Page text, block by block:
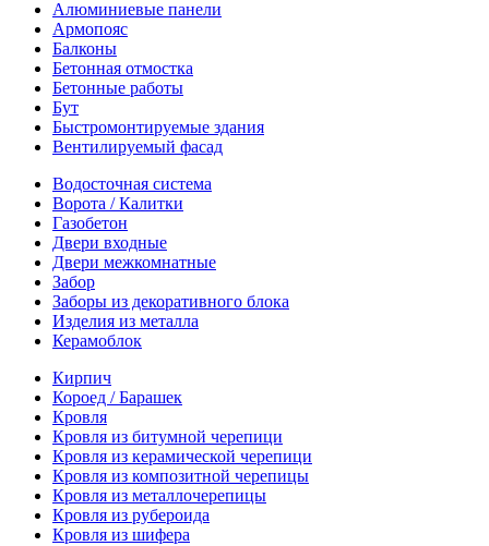
Алюминиевые панели
Армопояс
Балконы
Бетонная отмостка
Бетонные работы
Бут
Быстромонтируемые здания
Вентилируемый фасад
Водосточная система
Ворота / Калитки
Газобетон
Двери входные
Двери межкомнатные
Забор
Заборы из декоративного блока
Изделия из металла
Керамоблок
Кирпич
Короед / Барашек
Кровля
Кровля из битумной черепици
Кровля из керамической черепици
Кровля из композитной черепицы
Кровля из металлочерепицы
Кровля из рубероида
Кровля из шифера